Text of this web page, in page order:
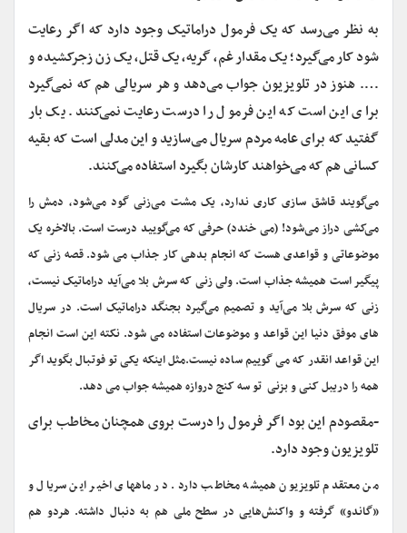
به نظر می‌رسد که یک فرمول دراماتیک وجود دارد که اگر رعایت
شود کار می‌گیرد؛ یک مقدار غم، گریه، یک قتل، یک زن زجرکشیده و
…. هنوز در تلویزیون جواب می‌دهد و هر سریالی هم که نمی‌گیرد
برای این است که این فرمول را درست رعایت نمی‌کنند. یک بار
گفتید که برای عامه مردم سریال می‌سازید و این مدلی است که بقیه
کسانی هم که می‌خواهند کارشان بگیرد استفاده می‌کنند.
می‌گویند قاشق سازی کاری ندارد، یک مشت می‌زنی گود می‌شود، دمش را
می‌کشی دراز می‌شود! (می خندد) حرفی که می‌گویید درست است. بالاخره یک
موضوعاتی و قواعدی هست که انجام بدهی کار جذاب می شود. قصه زنی که
پیگیر است همیشه جذاب است. ولی زنی که سرش بلا می‌آید دراماتیک نیست،
زنی که سرش بلا می‌آید و تصمیم می‌گیرد بجنگد دراماتیک است. در سریال
های موفق دنیا این قواعد و موضوعات استفاده می شود. نکته این است انجام
این قواعد انقدر که می گوییم ساده نیست.مثل اینکه یکی تو فوتبال بگوید اگر
همه را دریبل کنی و بزنی تو سه کنج دروازه همیشه جواب می دهد.
-مقصودم این بود اگر فرمول را درست بروی همچنان مخاطب برای
تلویزیون وجود دارد.
من معتقدم تلویزیون همیشه مخاطب دارد. در ماههای اخیر این سریال و
«گاندو» گرفته و واکنش‌هایی در سطح ملی هم به دنبال داشته. هردو هم